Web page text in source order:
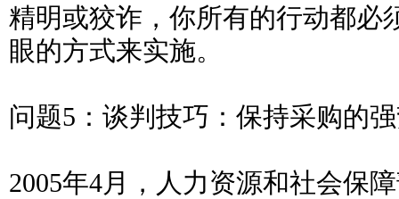
精明或狡诈，你所有的行动都必
眼的方式来实施。
问题5：谈判技巧：保持采购的
2005年4月，人力资源和社会保